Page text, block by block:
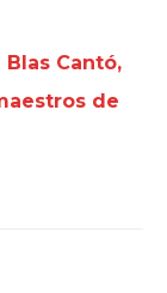
Blas Cantó,
de